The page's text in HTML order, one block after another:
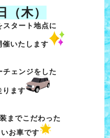
（木）
スタート地点に
催いたします
チェンジをした
ります
までこだわった
お車です